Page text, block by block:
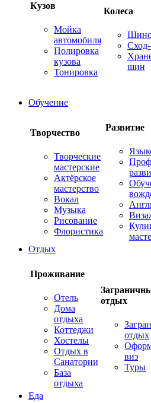
Кузов
Мойка
автомобиля
Полировка
кузова
Тонировка
Колеса
Сход-
шин
Обучение
Творчество
Творческие
мастерские
Актёрское
мастерство
Вокал
Музыка
Рисование
Флористика
Развитие
Отдых
Проживание
Отель
Дома
отдыха
Коттеджи
Хостелы
Отдых в
Санатории
База
отдыха
отдых
отдых
виз
Туры
Еда